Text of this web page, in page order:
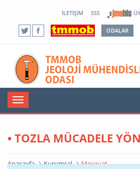
İLETIŞIM SSS
ODALAR
Toggle
navigation
• TOZLA MÜCADELE
Anasayfa Kurumsal Mevzuat